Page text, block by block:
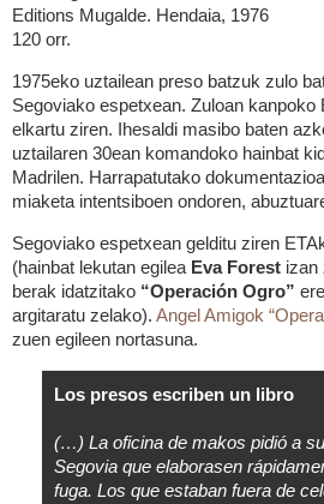
Editions Mugalde. Hendaia, 1976
120 orr.
1975eko uztailean preso batzuk zulo
Segoviako espetxean. Zuloan
elkartu ziren. Ihesaldi masibo baten
uztailaren 30ean komandoko hainbat
Madrilen. Harrapatutako
miaketa intentsiboen ondoren,
Segoviako espetxean gelditu ziren
(hainbat lekutan egilea Eva Forest izan
berak idatzitako “Operación Ogro”
argitaratu zelako). Angel Amigok
zuen egileen nortasuna.
Los presos escriben un libro
(…) La oficina de makos pidió a
Segovia que elaborasen
fuga. Los que estaban fuera de